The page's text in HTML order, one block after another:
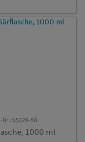
Nr.:45129-88
1000 ml